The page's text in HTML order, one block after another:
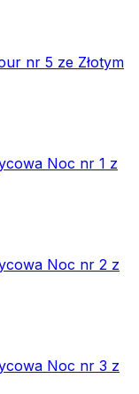
nr 5 ze Złotym
Noc nr 1 z
Noc nr 2 z
Noc nr 3 z